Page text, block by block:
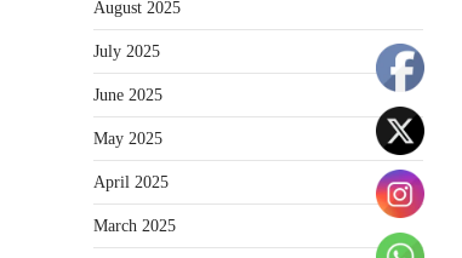
August 2025
July 2025
June 2025
May 2025
April 2025
March 2025